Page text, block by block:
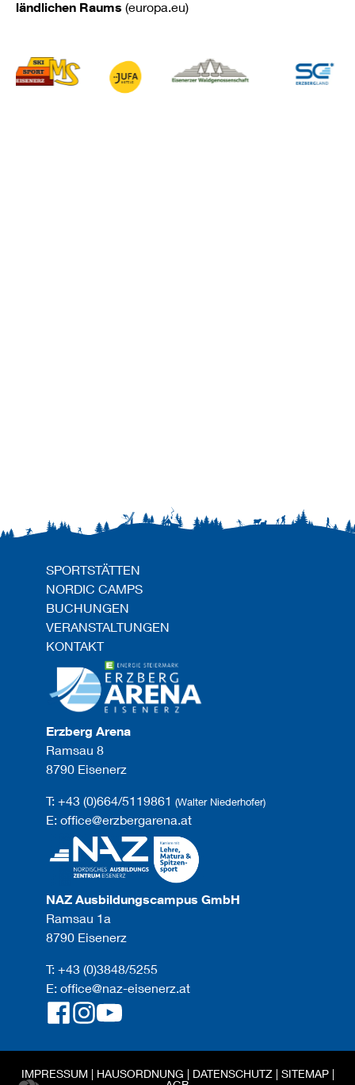
ländlichen Raums (europa.eu)
NAZ Ausbildungscampus GmbH
Ramsau 1a
8790 Eisenerz
T: +43 (0)3848/5255
E: office@naz-eisenerz.at
Erzberg Arena
Ramsau 8
8790 Eisenerz
T: +43 (0)664/5119861 (Walter Niederhofer)
E: office@erzbergarena.at
SPORTSTÄTTEN
NORDIC CAMPS
BUCHUNGEN
VERANSTALTUNGEN
KONTAKT
IMPRESSUM HAUSORDNUNG DATENSCHUTZ| SITEMAP|